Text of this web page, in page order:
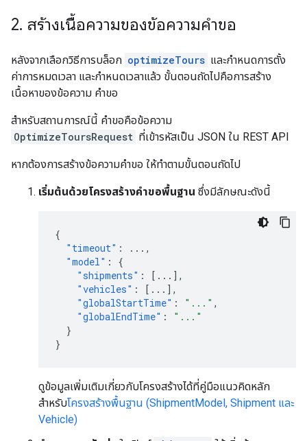
2. สร้างเนื้อความของข้อความคำขอ
หลังจากเลือกวิธีการบล็อก optimizeTours และกำหนดการตั้ง
ค่าการหมดเวลา และกำหนดเวลาแล้ว ขั้นตอนถัดไปคือการสร้าง
เนื้อหาของข้อความ คำขอ
สำหรับสถานการณ์นี้ คำขอคือข้อความ
OptimizeToursRequest ที่เข้ารหัสเป็น JSON ใน REST API
หากต้องการสร้างข้อความคำขอ ให้ทำตามขั้นตอนถัดไป
เริ่มต้นด้วยโครงสร้างคำขอพื้นฐาน ซึ่งมีลักษณะดังนี้
{
"timeout" : ... ,
"model" :
{
"shipments" : [ ... ],
"vehicles" : [ ... ],
"globalStartTime" : "..." ,
"globalEndTime" :
"..."
}
}
ดูข้อมูลเพิ่มเติมเกี่ยวกับโครงสร้างได้ที่คู่มือแนวคิดหลัก
สำหรับโครงสร้างพื้นฐาน (ShipmentModel, Shipment และ
Vehicle)